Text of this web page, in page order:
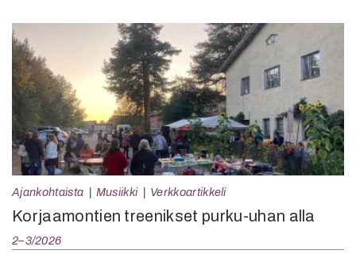
Ajankohtaista Musiikki Verkkoartikkeli
Korjaamontien treenikset purku-uhan alla
2–3/2026